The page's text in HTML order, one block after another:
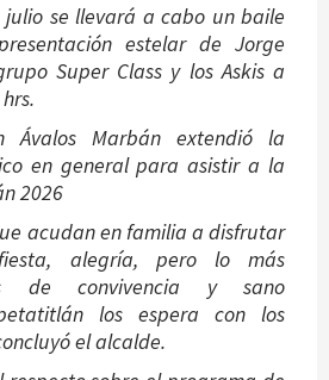
julio se llevará a cabo un baile
estelar de Jorge
Super Class y los Askis a
Ávalos Marbán extendió la
en general para asistir a la
2026
acudan en familia a disfrutar
alegría, pero lo más
de convivencia y sano
los espera con los
el alcalde.